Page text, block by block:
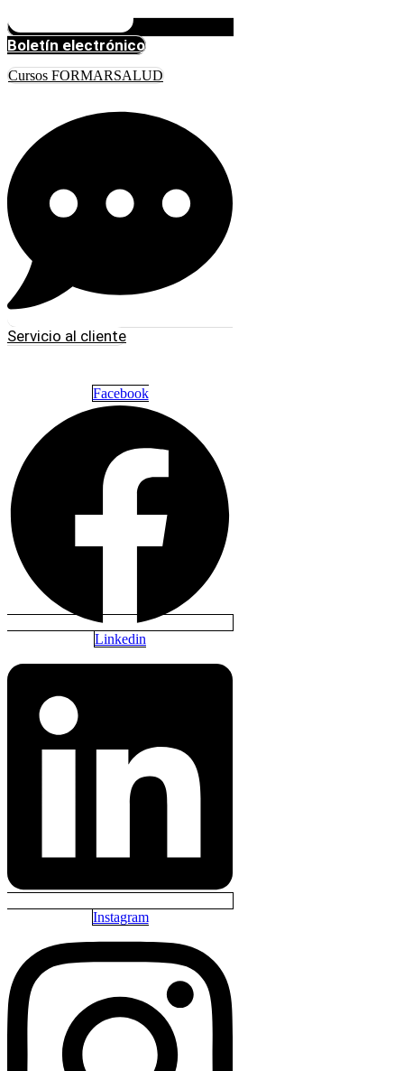
Boletín electrónico
Cursos FORMARSALUD
Servicio al cliente
Facebook
Linkedin
Instagram